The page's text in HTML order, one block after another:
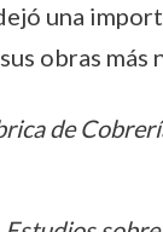
una
obras más
de